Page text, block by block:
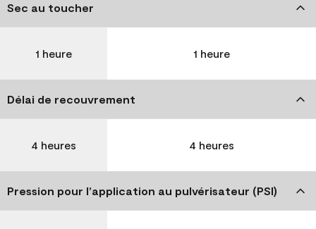
Sec au toucher
1 heure 1 heure
Délai de recouvrement
4 heures 4 heures
Pression pour l’application au pulvérisateur (PSI)